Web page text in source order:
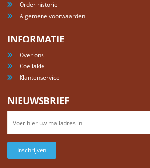
Order historie
Algemene voorwaarden
INFORMATIE
Over ons
Coeliakie
Klantenservice
NIEUWSBRIEF
Inschrijven